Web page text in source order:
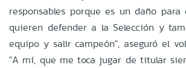
responsables porque es un daño para
quieren defender a la Selección y
equipo y salir campeón", aseguró el
"A mí, que me toca jugar de titular